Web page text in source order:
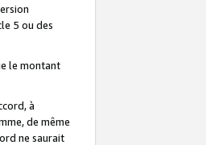
5 ou des
le montant
à
de même
ne saurait